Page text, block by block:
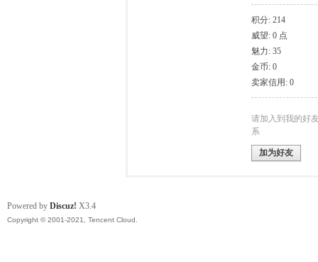
积分: 214
威望: 0 点
魅力: 35
金币: 0
卖家信用: 0
请加入到我的好
系
加为好友
Powered by Discuz! X3.4
Copyright © 2001-2021, Tencent Cloud.